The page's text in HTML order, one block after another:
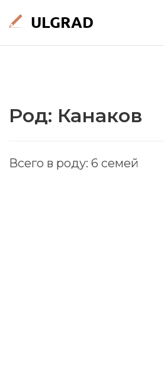
Род: Канаков
Всего в роду: 6 семей